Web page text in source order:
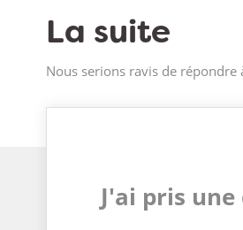
La suite
Nous serions ravis de répondre
J'ai pris une